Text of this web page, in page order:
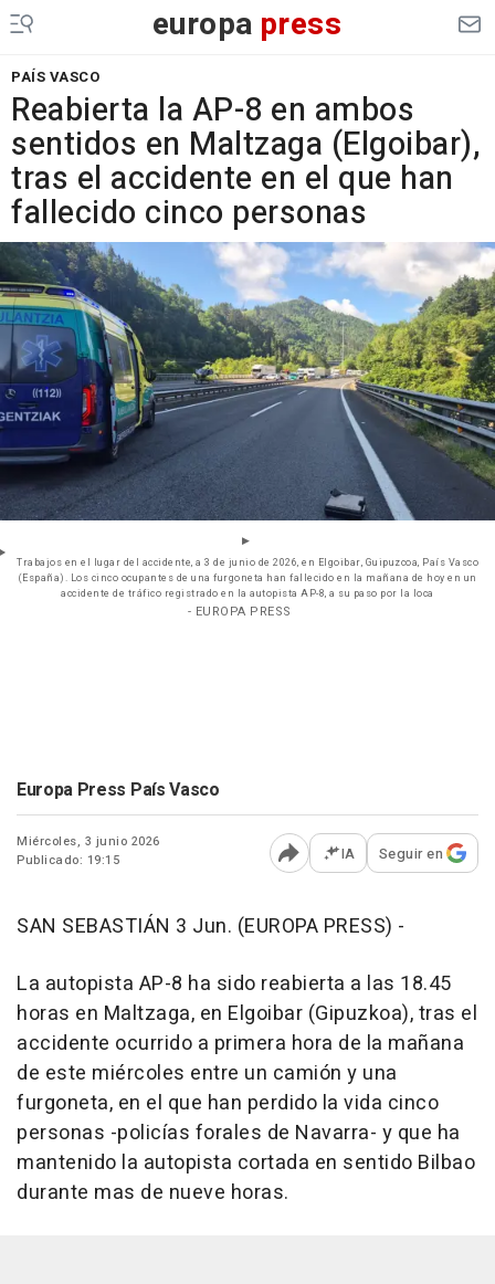
europa press
PAÍS VASCO
Reabierta la AP-8 en ambos
sentidos en Maltzaga (Elgoibar),
tras el accidente en el que han
fallecido cinco personas
Trabajos en el lugar del accidente, a 3 de junio de 2026, en Elgoibar, Guipuzcoa, País Vasco
(España). Los cinco ocupantes de una furgoneta han fallecido en la mañana de hoy en un
accidente de tráfico registrado en la autopista AP-8, a su paso por la loca
- EUROPA PRESS
Europa Press País Vasco
Miércoles, 3 junio 2026
Publicado: 19:15
Abrir opciones para
IA Seguir en
SAN SEBASTIÁN 3 Jun. (EUROPA PRESS) -
La autopista AP-8 ha sido reabierta a las 18.45
horas en Maltzaga, en Elgoibar (Gipuzkoa), tras el
accidente ocurrido a primera hora de la mañana
de este miércoles entre un camión y una
furgoneta, en el que han perdido la vida cinco
personas -policías forales de Navarra- y que ha
mantenido la autopista cortada en sentido Bilbao
durante mas de nueve horas.